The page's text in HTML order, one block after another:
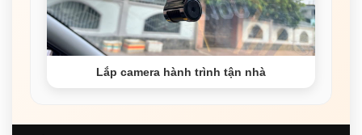
Lắp camera hành trình tận nhà